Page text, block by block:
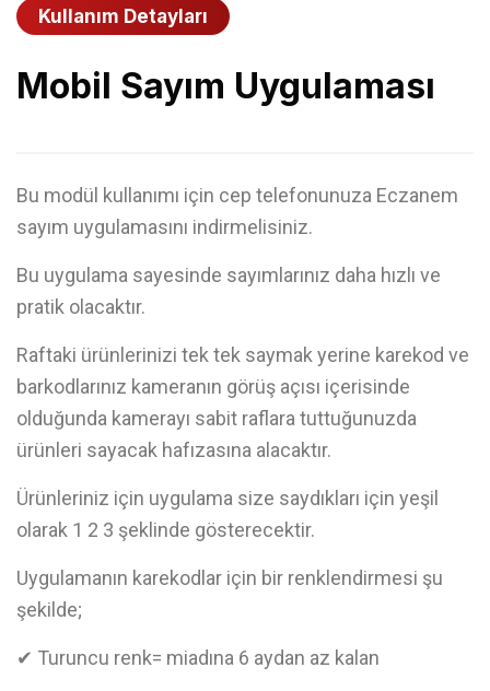
Kullanım Detayları
Mobil Sayım Uygulaması
Bu modül kullanımı için cep telefonunuza Eczanem
sayım uygulamasını indirmelisiniz.
Bu uygulama sayesinde sayımlarınız daha hızlı ve
pratik olacaktır.
Raftaki ürünlerinizi tek tek saymak yerine karekod ve
barkodlarınız kameranın görüş açısı içerisinde
olduğunda kamerayı sabit raflara tuttuğunuzda
ürünleri sayacak hafızasına alacaktır.
Ürünleriniz için uygulama size saydıkları için yeşil
olarak 1 2 3 şeklinde gösterecektir.
Uygulamanın karekodlar için bir renklendirmesi şu
şekilde;
✔ Turuncu renk= miadına 6 aydan az kalan